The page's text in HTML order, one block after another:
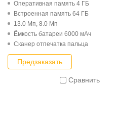
Оперативная память 4 ГБ
Встроенная память 64 ГБ
13.0 Мп, 8.0 Мп
Ёмкость батареи 6000 мАч
Cканер отпечатка пальца
Предзаказать
Сравнить